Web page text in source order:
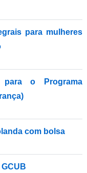
para mulheres
para o Programa
com bolsa